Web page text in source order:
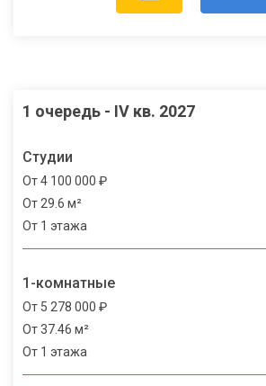
1 очередь - IV кв. 2027
Студии
От 4 100 000 ₽
От 29.6 м²
От 1 этажа
1-комнатные
От 5 278 000 ₽
От 37.46 м²
От 1 этажа